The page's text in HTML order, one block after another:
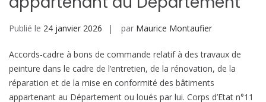
Publié le 24 janvier 2026 par Maurice Montaufier
Accords-cadre à bons de commande relatif à des travaux de
peinture dans le cadre de l’entretien, de la rénovation, de la
réparation et de la mise en conformité des bâtiments
appartenant au Département ou loués par lui. Corps d’Etat n°11